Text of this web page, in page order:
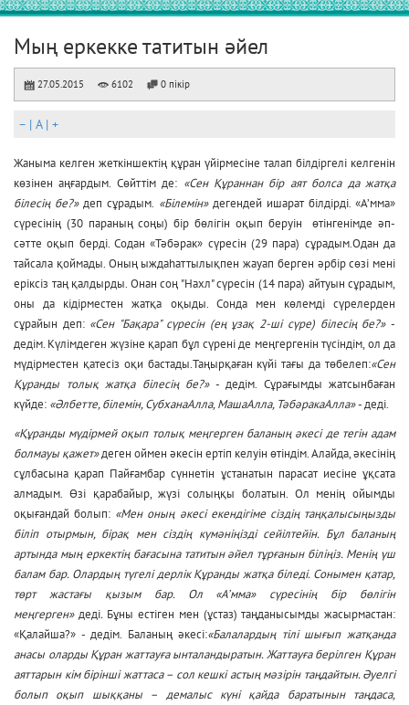
Мың еркекке татитын әйел
27.05.2015 6102 0 пікір
– | A| +
Жаныма келген жеткіншектің құран үйірмесіне талап білдіргелі келгенін
көзінен аңғардым. Сөйттім де: «Сен Құраннан бір аят болса да жатқа
білесің бе?»деп сұрадым. «Білемін»дегендей ишарат білдірді. «А’мма»
сүресінің (30 параның соңы) бір бөлігін оқып беруін өтінгенімде әп-
сәтте оқып берді. Содан «Тәбәрак» сүресін (29 пара) сұрадым.Одан да
тайсала қоймады. Оның ыждаһаттылықпен жауап берген әрбір сөзі мені
еріксіз таң қалдырды. Онан соң "Нахл" сүресін (14 пара) айтуын сұрадым,
оны да кідірместен жатқа оқыды. Сонда мен көлемді сүрелерден
сұрайын деп: «Сен "Бақара" сүресін (ең ұзақ 2-ші сүре) білесің бе?»-
дедім. Күлімдеген жүзіне қарап бұл сүрені де меңгергенін түсіндім, ол да
мүдірместен қатесіз оқи бастады.Таңырқаған күйі тағы да төбелеп:«Сен
Құранды толық жатқа білесің бе?»- дедім. Сұрағымды жатсынбаған
күйде: «Әлбетте, білемін, СубханаАлла, МашаАлла, ТәбәракаАлла»- деді.
«Құранды мүдірмей оқып толық меңгерген баланың әкесі де тегін адам
болмауы қажет»деген оймен әкесін ертіп келуін өтіндім. Алайда, әкесінің
сұлбасына қарап Пайғамбар сүннетін ұстанатын парасат иесіне ұқсата
алмадым. Өзі қарабайыр, жүзі солыңқы болатын. Ол менің ойымды
оқығандай болып: «Мен оның әкесі екендігіме сіздің таңқалысыңызды
біліп отырмын, бірақ мен сіздің күмәніңізді сейілтейін. Бұл баланың
артында мың еркектің бағасына татитын әйел тұрғанын біліңіз. Менің үш
балам бар. Олардың түгелі дерлік Құранды жатқа біледі. Сонымен қатар,
төрт жастағы қызым бар. Ол «А’мма» сүресінің бір бөлігін
меңгерген» деді.Бұны естіген мен (ұстаз) таңданысымды жасырмастан:
«Қалайша?» - дедім. Баланың әкесі:«Балалардың тілі шығып жатқанда
анасы оларды Құран жаттауға ынталандыратын. Жаттауға берілген Құран
аяттарын кім бірінші жаттаса – сол кешкі астың мәзірін таңдайтын. Әуелгі
болып оқып шыққаны – демалыс күні қайда баратынын таңдаса,